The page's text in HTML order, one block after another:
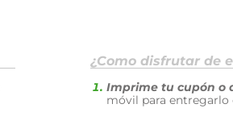
¿Como disfrutar de
Imprime tu cupón o
móvil para